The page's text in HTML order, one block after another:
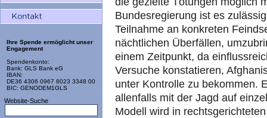
Ihre Spende ermöglicht unser
Engagement
Spendenkonto:
Bank: GLS Bank eG
IBAN:
DE36 4306 0967 8023 3348 00
BIC: GENODEM1GLS
Website-Suche
Bundesregierung ist es
Teilnahme an konkreten
nächtlichen Überfällen,
einem Zeitpunkt, da
Versuche konstatieren,
unter Kontrolle zu bekommen.
allenfalls mit der Jagd auf
Modell wird in